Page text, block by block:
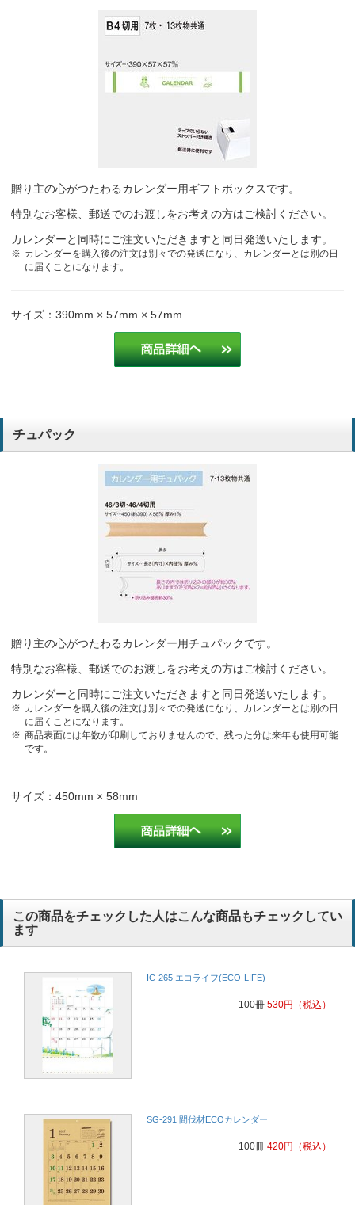
明るい雰囲気が良い。3ヶ月分みられるタイプが好評なので。
毎年利用させていただいており取引先から好評をいただいているので
配布先で評判がよいため 専門学校
毎年購入しているため。
毎年購入しているため。
種類が豊富・簡単 サービス業
サービス業
毎年お願いしているから
3か月タイプで爽やかな印象だから 梱包業
梱包業
毎年恒例であり、評判が良いので。
毎年恒例のカレンダーであり、評判が良いので
毎年活用させていただいて評判が良いから。校正の変更をお願いいた
高齢福祉
毎年購入していて評判が良いから！ 老人福祉
毎年注文をさせて頂いているのですが、少ないロット数でも対応して
3か月表示が見やすいと評判がよく、さわやかな空柄は以前も発注し
ていて安心なデザインなので、選ばせていただきました。
が見つかり、顧客にもとても評判がいいです。これからクリヤファイ
ル等も検討してみようかと思っています。カレンダーはこれからもハ
ンコヤッドトコムの商品で購入をし続けるとおもいます。
電気管理
配布先での評判が良い
毎年お願いしていて好評をいただいているため。
使いやすいため 専門学校
色々な種類があるので毎年楽しく選べるから顧客からの受けも大変よ
いです。
電気保安管理
3年同じものを頼んでいて好評をいただいているから。
贈り主の心がつたわるカレンダー用ギフトボックスです。
特別なお客様、郵送でのお渡しをお考えの方はご検討ください。
カレンダーと同時にご注文いただきますと同日発送いたします。
カレンダーを購入後の注文は別々での発送になり、カレンダーとは別の日
に届くことになります。
サイズ：390mm × 57mm × 57mm
チュパック
贈り主の心がつたわるカレンダー用チュパックです。
特別なお客様、郵送でのお渡しをお考えの方はご検討ください。
カレンダーと同時にご注文いただきますと同日発送いたします。
カレンダーを購入後の注文は別々での発送になり、カレンダーとは別の日
に届くことになります。
商品表面には年数が印刷しておりませんので、残った分は来年も使用可能
です。
サイズ：450mm × 58mm
この商品をチェックした人はこんな商品もチェックしてい
ます
IC-265 エコライフ(ECO-LIFE)
100冊 530円 （税込）
SG-291 間伐材ECOカレンダー
100冊 420円 （税込）